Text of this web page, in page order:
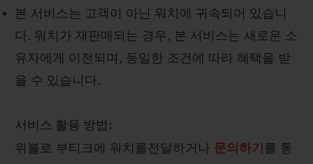
본 서비스는 고객이 아닌 워치에 귀속되어 있습니
다. 워치가 재판매되는 경우, 본 서비스는 새로운 소
유자에게 이전되며 , 동일한 조건에 따라 혜택을 받
을 수 있습니다.
서비스 활용 방법 :
위블로 부티크에 워치를전달하거나 문의하기 를 통